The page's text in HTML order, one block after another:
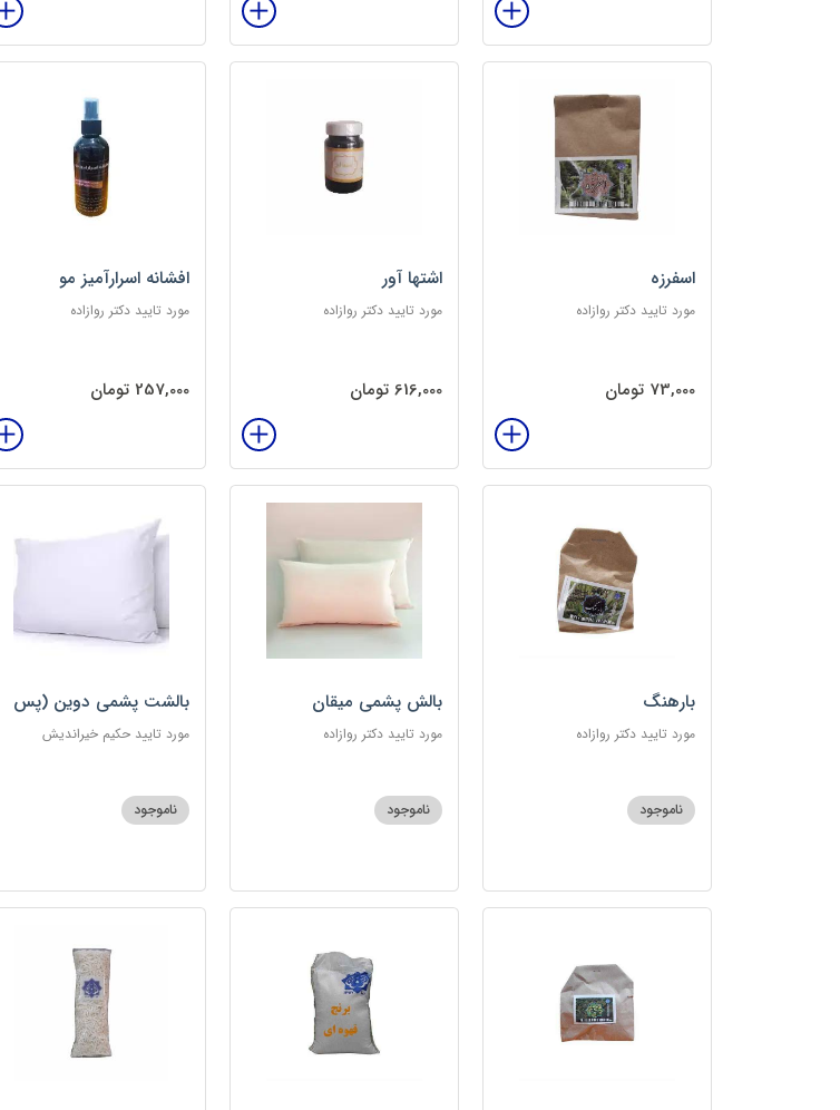
اسفرزه
مورد تایید دکتر روازاده
73,000 تومان
اشتها آور
مورد تایید دکتر روازاده
616,000 تومان
افشانه اسرارآمیز مو
مورد تایید دکتر روازاده
257,000 تومان
بارهنگ
مورد تایید دکتر روازاده
ناموجود
بالش پشمی میقان
مورد تایید دکتر روازاده
ناموجود
بالشت پشمی دوین (پس
کرایه)
مورد تایید حکیم خیراندیش
ناموجود